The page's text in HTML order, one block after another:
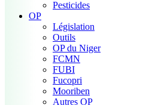
Pesticides
OP
Législation
Outils
OP du Niger
FCMN
FUBI
Fucopri
Mooriben
Autres OP